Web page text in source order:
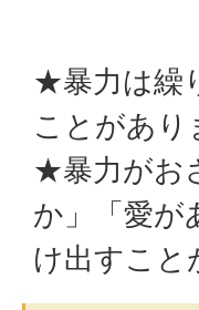
★暴力は繰
ことがあり
★暴力がお
か」「愛が
け出すこと